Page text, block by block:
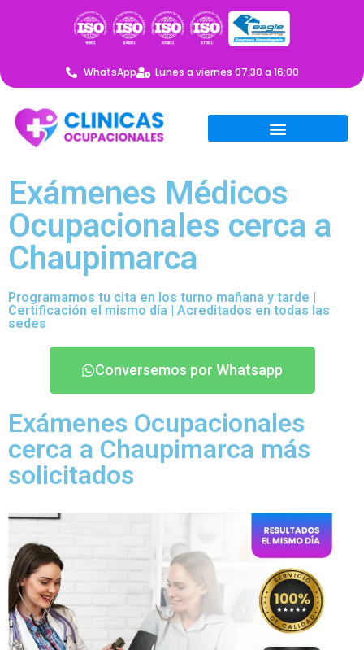
WhatsApp Lunes a viernes 07:30 a 16:00
Exámenes Médicos
Ocupacionales cerca a
Chaupimarca
Programamos tu cita en los turno mañana y tarde |
Certificación el mismo día | Acreditados en todas las
sedes
Conversemos por Whatsapp
Exámenes Ocupacionales
cerca a Chaupimarca más
solicitados